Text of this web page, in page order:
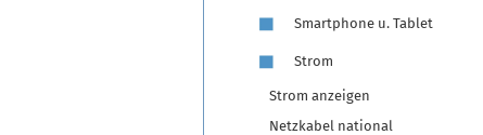
Smartphone u. Tablet
Strom
Strom anzeigen
Netzkabel national